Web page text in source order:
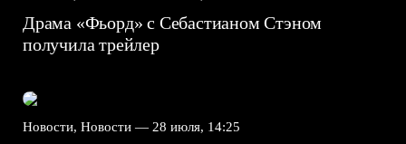
Драма «Фьорд» с Себастианом Стэном
получила трейлер
Новости, Новости — 28 июля, 14:25